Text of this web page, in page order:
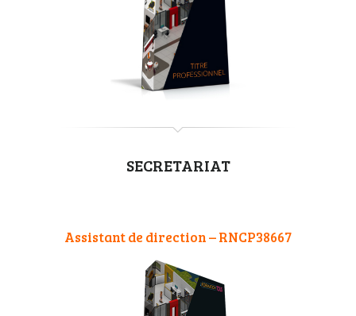
SECRETARIAT
Assistant de direction – RNCP38667